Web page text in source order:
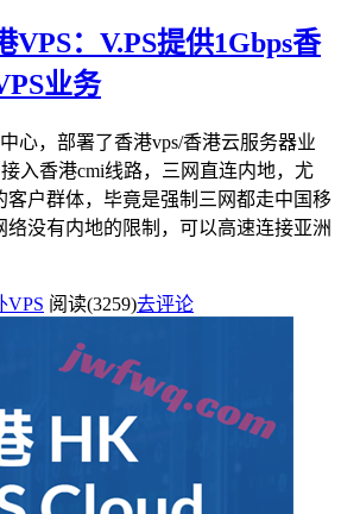
VPS：V.PS提供1Gbps香
业务
心，部署了香港vps/香港云服务器业
入香港cmi线路，三网直连内地，尤
客户群体，毕竟是强制三网都走中国移
没有内地的限制，可以高速连接亚洲
VPS 阅读(3259)去评论